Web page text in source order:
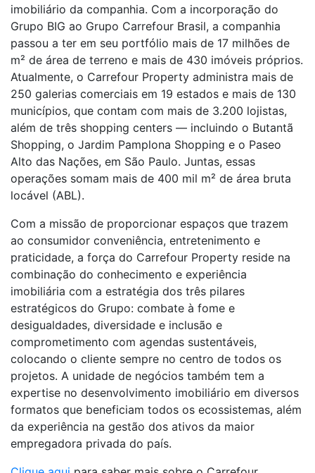
imobiliário da companhia. Com a incorporação do
Grupo BIG ao Grupo Carrefour Brasil, a companhia
passou a ter em seu portfólio mais de 17 milhões de
m² de área de terreno e mais de 430 imóveis próprios.
Atualmente, o Carrefour Property administra mais de
250 galerias comerciais em 19 estados e mais de 130
municípios, que contam com mais de 3.200 lojistas,
além de três shopping centers — incluindo o Butantã
Shopping, o Jardim Pamplona Shopping e o Paseo
Alto das Nações, em São Paulo. Juntas, essas
operações somam mais de 400 mil m² de área bruta
locável (ABL).
Com a missão de proporcionar espaços que trazem
ao consumidor conveniência, entretenimento e
praticidade, a força do Carrefour Property reside na
combinação do conhecimento e experiência
imobiliária com a estratégia dos três pilares
estratégicos do Grupo: combate à fome e
desigualdades, diversidade e inclusão e
comprometimento com agendas sustentáveis,
colocando o cliente sempre no centro de todos os
projetos. A unidade de negócios também tem a
expertise no desenvolvimento imobiliário em diversos
formatos que beneficiam todos os ecossistemas, além
da experiência na gestão dos ativos da maior
empregadora privada do país.